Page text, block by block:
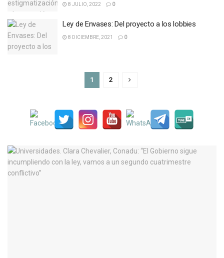
8 JULIO, 2022 0
Ley de Envases: Del proyecto a los lobbies
8 DICIEMBRE, 2021 0
1 2